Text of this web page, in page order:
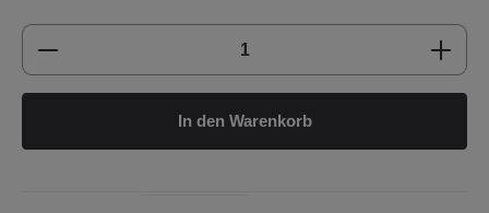
Produkt Anzahl: Gib den gewünschten
In den Warenkorb